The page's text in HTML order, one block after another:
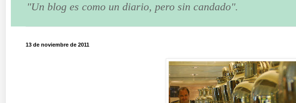
"Un blog es como un diario, pero sin candado".
13 de noviembre de 2011